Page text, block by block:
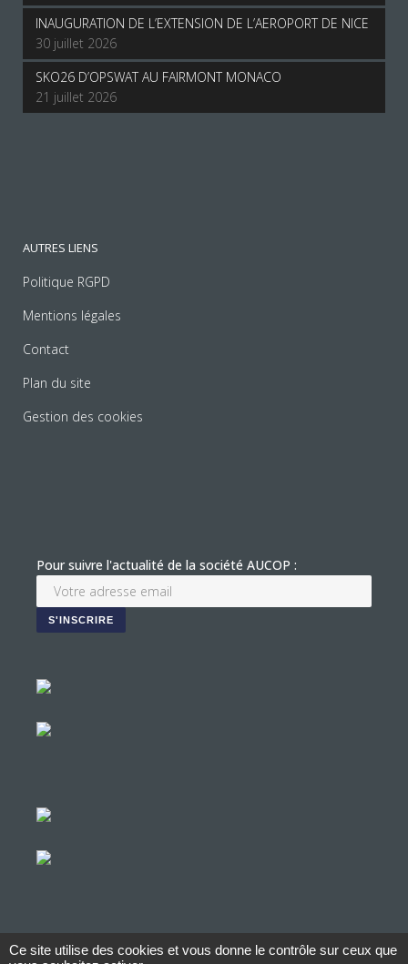
INAUGURATION DE L’EXTENSION DE L’AEROPORT DE NICE
30 juillet 2026
SKO26 D’OPSWAT AU FAIRMONT MONACO
21 juillet 2026
AUTRES LIENS
Politique RGPD
Mentions légales
Contact
Plan du site
Gestion des cookies
Pour suivre l'actualité de la société AUCOP :
Ce site utilise des cookies et vous donne le contrôle sur ceux que